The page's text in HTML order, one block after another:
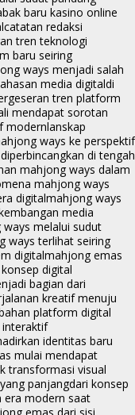
baru kasino online
catatan redaksi
tren teknologi
baru seiring
ways menjadi salah
media digitaldi
tren platform
mendapat sorotan
modernlanskap
ways ke perspektif
di tengah
mahjong ways dalam
mahjong ways
digitalmahjong ways
media
melalui sudut
ways terlihat seiring
digitalmahjong emas
digital
bagian dari
kreatif menuju
platform digital
identitas baru
mulai mendapat
transformasi visual
panjangdari konsep
era modern saat